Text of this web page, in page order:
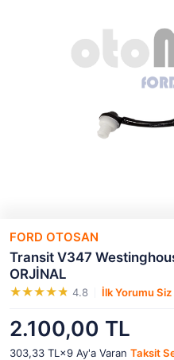
FORD OTOSAN
Transit V347
ORJİNAL
4.8 İlk Yorumu Siz
2.100,00 TL
303,33 TL×9 Ay'a Varan Taksit